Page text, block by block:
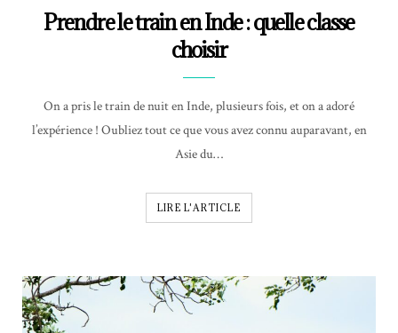
Prendre le train en Inde : quelle classe
choisir
On a pris le train de nuit en Inde, plusieurs fois, et on a adoré
l’expérience ! Oubliez tout ce que vous avez connu auparavant, en
Asie du…
LIRE L'ARTICLE